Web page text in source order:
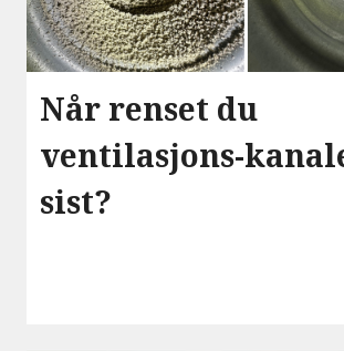
Når renset du
ventilasjons-
sist?